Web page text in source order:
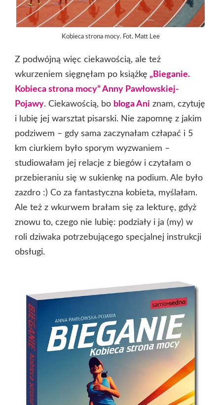
Kobieca strona mocy. Fot. Matt Lee
Z podwójną więc ciekawością, ale też
wkurzeniem sięgnęłam po książkę „Bieganie.
Kobieca strona mocy” Anny Pawłowskiej-
Pojawy. Ciekawością, bo bloga Ani znam, czytuję
i lubię jej warsztat pisarski. Nie zapomnę z jakim
podziwem – gdy sama zaczynałam człapać i 5
km ciurkiem było sporym wyzwaniem –
studiowałam jej relacje z biegów i czytałam o
przebieraniu się w sukienkę na podium. Ale było
zazdro :) Co za fantastyczna kobieta, myślałam.
Ale też z wkurwem brałam się za lekturę, gdyż
znowu to, czego nie lubię: podziały i ja (my) w
roli dziwaka potrzebującego specjalnej instrukcji
obsługi.